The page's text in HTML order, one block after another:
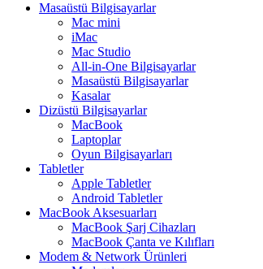
Masaüstü Bilgisayarlar
Mac mini
iMac
Mac Studio
All-in-One Bilgisayarlar
Masaüstü Bilgisayarlar
Kasalar
Dizüstü Bilgisayarlar
MacBook
Laptoplar
Oyun Bilgisayarları
Tabletler
Apple Tabletler
Android Tabletler
MacBook Aksesuarları
MacBook Şarj Cihazları
MacBook Çanta ve Kılıfları
Modem & Network Ürünleri